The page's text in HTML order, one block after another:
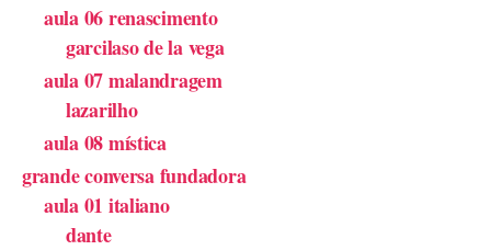
aula 06 renascimento
garcilaso de la vega
aula 07 malandragem
lazarilho
aula 08 mística
grande conversa fundadora
aula 01 italiano
dante